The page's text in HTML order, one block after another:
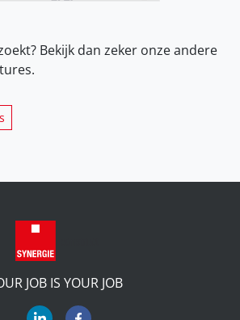
Bekijk dan zeker onzeandere
JOB IS YOUR JOB